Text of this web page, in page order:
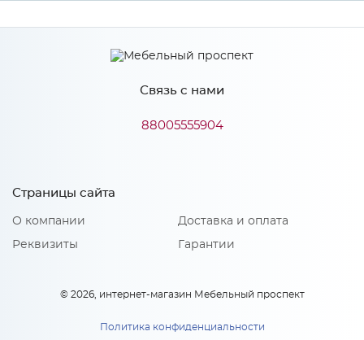
Производитель МиФ
Связь с нами
88005555904
Страницы сайта
О компании
Реквизиты
Доставка и оплата
Гарантии
© 2026, интернет-магазин Мебельный проспект
Политика конфиденциальности